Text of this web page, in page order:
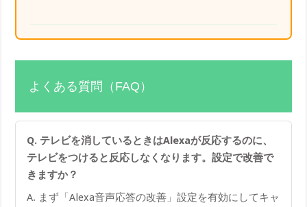
よくある質問（FAQ）
Q. テレビを消しているときはAlexaが反応するのに、
テレビをつけると反応しなくなります。設定で改善で
きますか？
A. まず「Alexa音声応答の改善」設定を有効にしてキャ